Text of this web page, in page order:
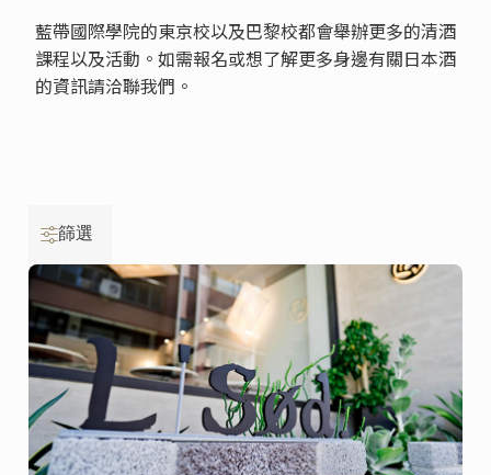
藍帶國際學院的東京校以及巴黎校都會舉辦更多的清酒
課程以及活動。如需報名或想了解更多身邊有關日本酒
的資訊請洽聯我們。
篩選